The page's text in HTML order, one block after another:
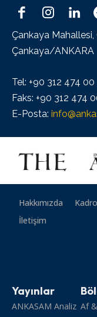
Çankaya Mahallesi,
Çankaya/ANKARA
Tel: +90 312 474
Faks: +90 312 474
E-Posta:
Hakkımızda
İletişim
Yayınlar
ANKASAM Analiz Af